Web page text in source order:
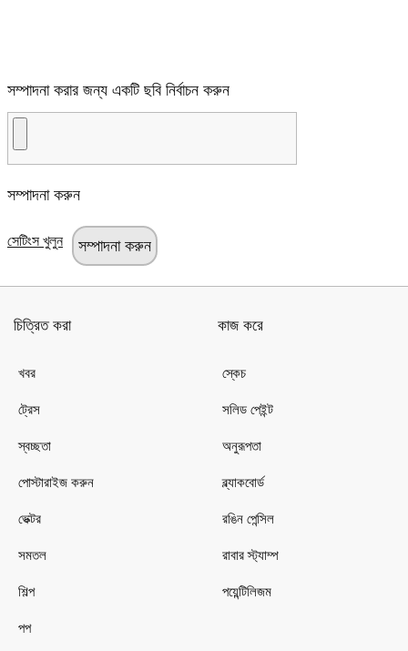
সম্পাদনা করার জন্য একটি ছবি নির্বাচন করুন
সম্পাদনা করুন
সেটিংস খুলুন
চিত্রিত করা
খবর
ট্রেস
স্বচ্ছতা
পোস্টারাইজ করুন
ভেক্টর
সমতল
শিল্প
পপ
কাজ করে
স্কেচ
সলিড পেইন্ট
অনুরূপতা
ব্ল্যাকবোর্ড
রঙিন পেন্সিল
রাবার স্ট্যাম্প
পয়েন্টিলিজম